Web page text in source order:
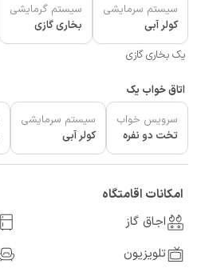
سیستم سرمایشی
کولر آبی
سیستم گرمایشی
بخاری گازی
یک بخاری گازی
اتاق خواب یک
سرویس خواب
تخت دو نفره
سیستم سرمایشی
کولر آبی
امکانات اقامتگاه
اجاق گاز
تلویزیون